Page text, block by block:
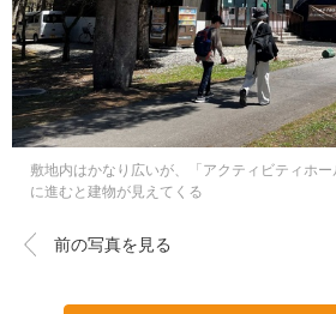
敷地内はかなり広いが、「アクティビティホ
に進むと建物が見えてくる
前の写真を見る